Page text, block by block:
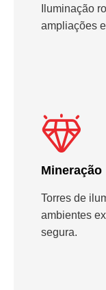
Iluminação
ampliações
Mineração
Torres de
ambientes
segura.